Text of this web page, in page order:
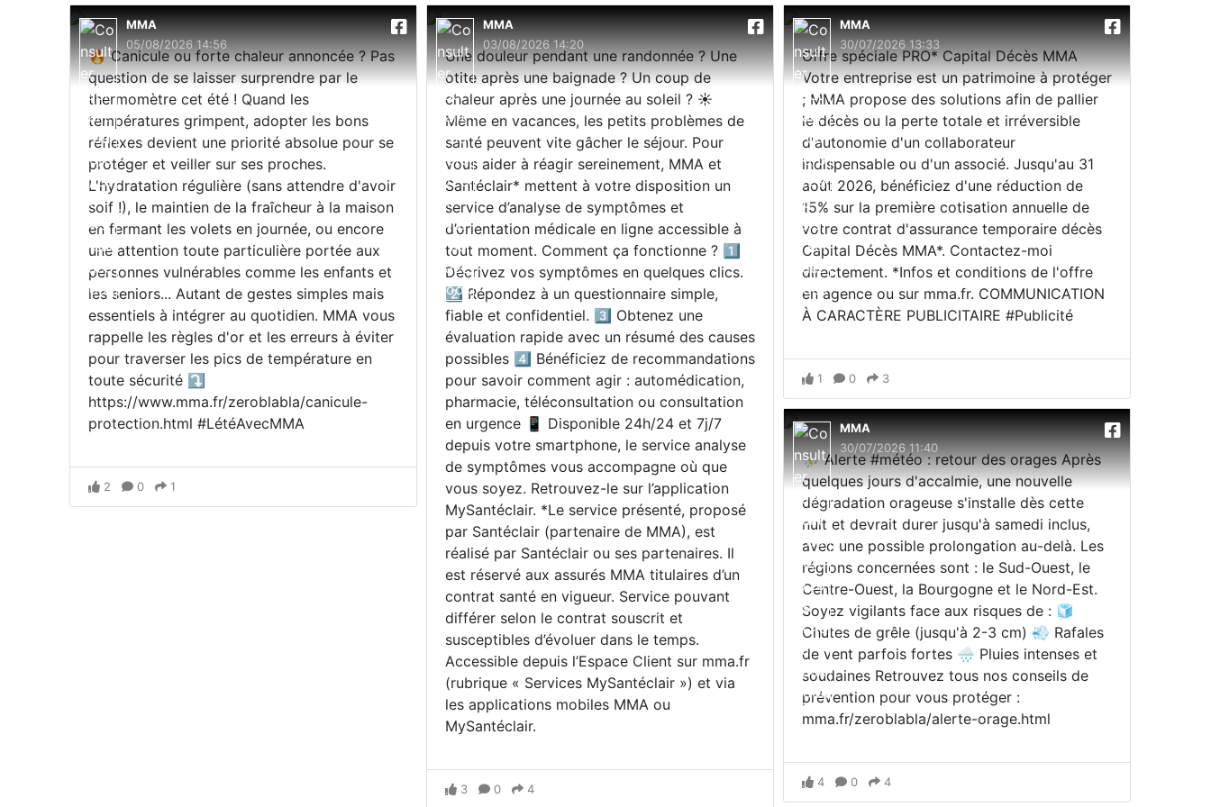
MMA
05/08/2026 14:56
🔥 Canicule ou forte chaleur annoncée ? Pas
question de se laisser surprendre par le
thermomètre cet été ! Quand les
températures grimpent, adopter les bons
réflexes devient une priorité absolue pour se
protéger et veiller sur ses proches.
L'hydratation régulière (sans attendre d'avoir
soif !), le maintien de la fraîcheur à la maison
en fermant les volets en journée, ou encore
une attention toute particulière portée aux
personnes vulnérables comme les enfants et
les seniors... Autant de gestes simples mais
essentiels à intégrer au quotidien. MMA vous
rappelle les règles d'or et les erreurs à éviter
pour traverser les pics de température en
toute sécurité ⤵️
https://www.mma.fr/zeroblabla/canicule-
protection.html #LétéAvecMMA
2 0 1
MMA
03/08/2026 14:20
Une douleur pendant une randonnée ? Une
otite après une baignade ? Un coup de
chaleur après une journée au soleil ? ☀️
Même en vacances, les petits problèmes de
santé peuvent vite gâcher le séjour. Pour
vous aider à réagir sereinement, MMA et
Santéclair* mettent à votre disposition un
service d’analyse de symptômes et
d’orientation médicale en ligne accessible à
tout moment. Comment ça fonctionne ? 1️⃣
Décrivez vos symptômes en quelques clics.
2️⃣ Répondez à un questionnaire simple,
fiable et confidentiel. 3️⃣ Obtenez une
évaluation rapide avec un résumé des causes
possibles 4️⃣ Bénéficiez de recommandations
pour savoir comment agir : automédication,
pharmacie, téléconsultation ou consultation
en urgence 📱 Disponible 24h/24 et 7j/7
depuis votre smartphone, le service analyse
de symptômes vous accompagne où que
vous soyez. Retrouvez-le sur l’application
MySantéclair. *Le service présenté, proposé
par Santéclair (partenaire de MMA), est
réalisé par Santéclair ou ses partenaires. Il
est réservé aux assurés MMA titulaires d’un
contrat santé en vigueur. Service pouvant
différer selon le contrat souscrit et
susceptibles d’évoluer dans le temps.
Accessible depuis l’Espace Client sur mma.fr
(rubrique « Services MySantéclair ») et via
les applications mobiles MMA ou
MySantéclair.
3 0 4
MMA
30/07/2026 13:33
Offre spéciale PRO* Capital Décès MMA
Votre entreprise est un patrimoine à protéger
; MMA propose des solutions afin de pallier
le décès ou la perte totale et irréversible
d'autonomie d'un collaborateur
indispensable ou d'un associé. Jusqu'au 31
août 2026, bénéficiez d'une réduction de
15% sur la première cotisation annuelle de
votre contrat d'assurance temporaire décès
Capital Décès MMA*. Contactez-moi
directement. *Infos et conditions de l'offre
en agence ou sur mma.fr. COMMUNICATION
À CARACTÈRE PUBLICITAIRE #Publicité
1 0 3
MMA
30/07/2026 11:40
⛈️ Alerte #météo : retour des orages Après
quelques jours d'accalmie, une nouvelle
dégradation orageuse s'installe dès cette
nuit et devrait durer jusqu'à samedi inclus,
avec une possible prolongation au-delà. Les
régions concernées sont : le Sud-Ouest, le
Centre-Ouest, la Bourgogne et le Nord-Est.
Soyez vigilants face aux risques de : 🧊
Chutes de grêle (jusqu'à 2-3 cm) 💨 Rafales
de vent parfois fortes 🌧️ Pluies intenses et
soudaines Retrouvez tous nos conseils de
prévention pour vous protéger :
mma.fr/zeroblabla/alerte-orage.html
4 0 4